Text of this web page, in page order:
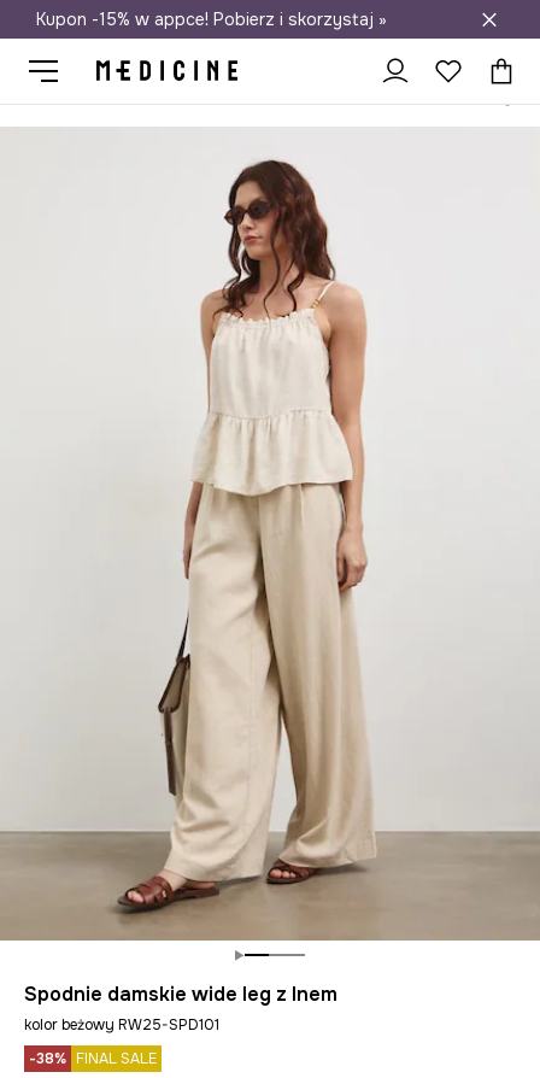
Darmowa dostawa do salonów
Kupon -15% w appce! Pobierz i skorzystaj »
Spodnie damskie wide leg z lnem
kolor beżowy RW25-SPD101
-38% FINAL SALE